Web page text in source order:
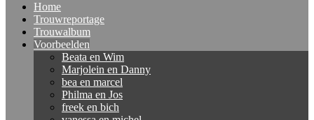
Home
Trouwreportage
Trouwalbum
Voorbeelden
Beata en Wim
Marjolein en Danny
bea en marcel
Philma en Jos
freek en bich